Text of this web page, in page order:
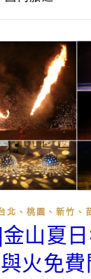
北、桃園、新竹、
山夏日
火免費